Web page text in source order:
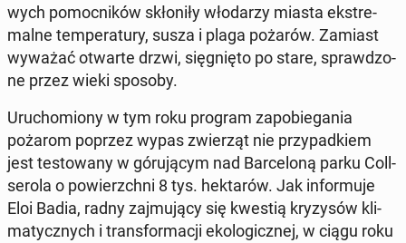
wych po­moc­ni­ków skło­ni­ły wło­da­rzy miasta eks­tre­
mal­ne tem­pe­ra­tu­ry, susza i plaga pożarów. Zamiast
wyważać otwarte drzwi, się­gnię­to po stare, spraw­dzo­
ne przez wieki sposoby.
Uru­cho­mio­ny w tym roku program za­po­bie­ga­nia
pożarom poprzez wypas zwie­rząt nie przy­pad­kiem
jest te­sto­wa­ny w gó­ru­ją­cym nad Bar­ce­lo­ną parku Col­l­
se­ro­la o po­wierzch­ni 8 tys. hek­ta­rów. Jak in­for­mu­je
Eloi Badia, radny zaj­mu­ją­cy się kwestią kry­zy­sów kli­
ma­tycz­nych i trans­for­ma­cji eko­lo­gicz­nej, w ciągu roku